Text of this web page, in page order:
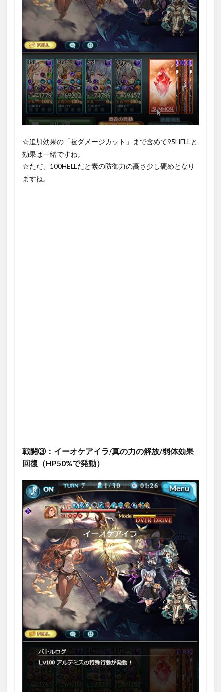
☆追加効果の「被ダメージカット」まで含めて95HELLと
効果は一緒ですね。
☆ただ、100HELLだと素の防御力の高さ少し硬めとなり
ますね。
戦闘③：イーオケアイラ/真の力の解放/弱体効果
回復（HP50%で発動）